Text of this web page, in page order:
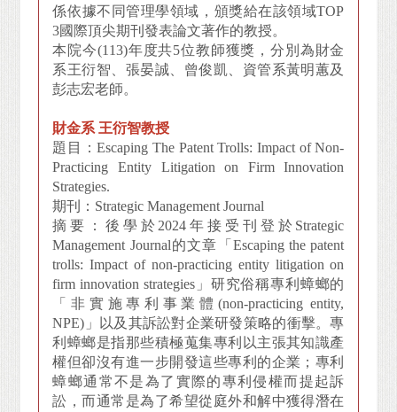
係依據不同管理學領域，頒獎給在該領域TOP
3國際頂尖期刊發表論文著作的教授。
本院今(113)年度共5位教師獲獎，分別為財金
系王衍智、張晏誠、曾俊凱、資管系黃明蕙及
彭志宏老師。
財金系 王衍智教授
題目：Escaping The Patent Trolls: Impact of Non-
Practicing Entity Litigation on Firm Innovation
Strategies.
期刊：Strategic Management Journal
摘要：後學於2024年接受刊登於Strategic
Management Journal的文章「Escaping the patent
trolls: Impact of non-practicing entity litigation on
firm innovation strategies」研究俗稱專利蟑螂的
「非實施專利事業體(non-practicing entity,
NPE)」以及其訴訟對企業研發策略的衝擊。專
利蟑螂是指那些積極蒐集專利以主張其知識產
權但卻沒有進一步開發這些專利的企業；專利
蟑螂通常不是為了實際的專利侵權而提起訴
訟，而通常是為了希望從庭外和解中獲得潛在